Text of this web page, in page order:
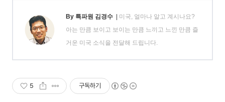
By 특파원 김경수 | 미국, 얼마나 알고 계시나요?
아는 만큼 보이고 보이는 만큼 느끼고 느낀 만큼 즐
거운 미국 소식을 전달해 드립니다.
5 구독하기